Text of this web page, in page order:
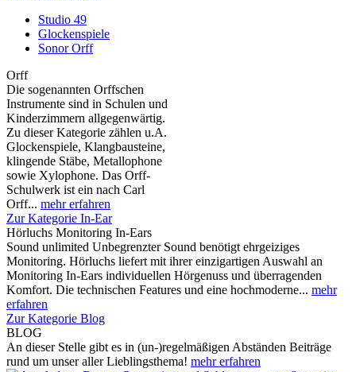
Studio 49
Glockenspiele
Sonor Orff
Orff
Die sogenannten Orffschen
Instrumente sind in Schulen und
Kinderzimmern allgegenwärtig.
Zu dieser Kategorie zählen u.A.
Glockenspiele, Klangbausteine,
klingende Stäbe, Metallophone
sowie Xylophone. Das Orff-
Schulwerk ist ein nach Carl
Orff... mehr erfahren
Zur Kategorie In-Ear
Hörluchs Monitoring In-Ears
Sound unlimited Unbegrenzter Sound benötigt ehrgeiziges
Monitoring. Hörluchs liefert mit ihrer einzigartigen Auswahl an
Monitoring In-Ears individuellen Hörgenuss und überragenden
Komfort. Die technischen Features und eine hochmoderne... mehr
erfahren
Zur Kategorie Blog
BLOG
An dieser Stelle gibt es in (un-)regelmäßigen Abständen Beiträge
rund um unser aller Lieblingsthema! mehr erfahren